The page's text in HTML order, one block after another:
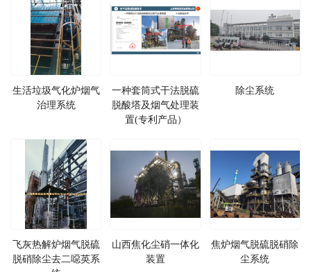
生活垃圾气化炉烟气
治理系统
一种套筒式干法脱硫
脱酸塔及烟气处理装
置(专利产品）
除尘系统
飞灰热解炉烟气脱硫
脱硝除尘去二噁英系
山西焦化尘硝一体化
装置
焦炉烟气脱硫脱硝除
尘系统